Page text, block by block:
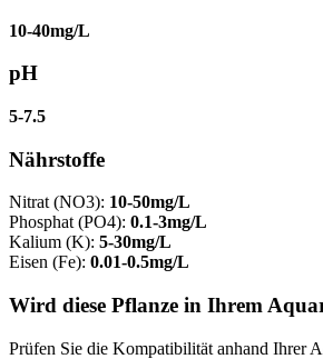
10-40mg/L
pH
5-7.5
Nährstoffe
Nitrat (NO3): 10-50mg/L
Phosphat (PO4): 0.1-3mg/L
Kalium (K): 5-30mg/L
Eisen (Fe): 0.01-0.5mg/L
Wird diese Pflanze in Ihrem
Prüfen Sie die Kompatibilität anhand Ihrer